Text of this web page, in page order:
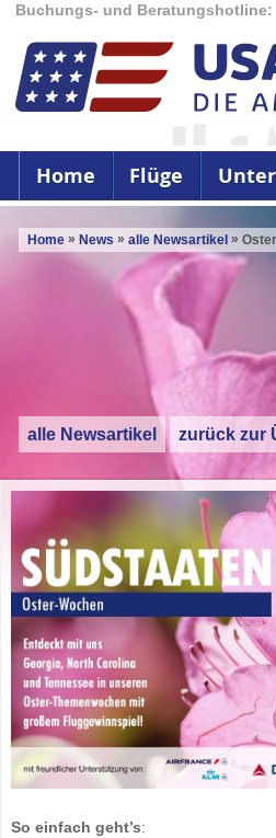
Buchungs- und Beratungshotline:
Home Flüge
Home » News » alle Newsartikel »
alle Newsartikel zurück zur
So einfach geht’s: